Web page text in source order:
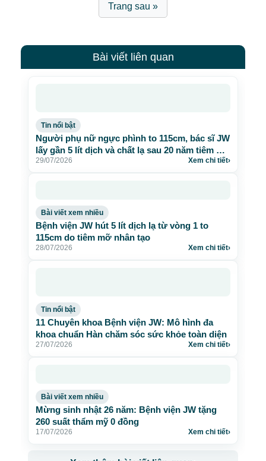
Trang sau »
Bài viết liên quan
Tin nổi bật
Người phụ nữ ngực phình to 115cm, bác sĩ JW
lấy gần 5 lít dịch và chất lạ sau 20 năm tiêm mỡ
nhân tạo
29/07/2026 Xem chi tiết›
Bài viết xem nhiều
Bệnh viện JW hút 5 lít dịch lạ từ vòng 1 to
115cm do tiêm mỡ nhân tạo
28/07/2026 Xem chi tiết›
Tin nổi bật
11 Chuyên khoa Bệnh viện JW: Mô hình đa
khoa chuẩn Hàn chăm sóc sức khỏe toàn diện
27/07/2026 Xem chi tiết›
Bài viết xem nhiều
Mừng sinh nhật 26 năm: Bệnh viện JW tặng
260 suất thẩm mỹ 0 đồng
17/07/2026 Xem chi tiết›